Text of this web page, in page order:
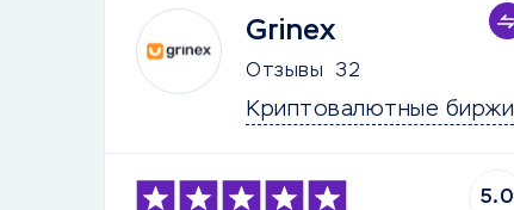
Grinex
Отзывы 32
Криптовалютные биржи
5.0